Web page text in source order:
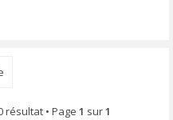
résultat • Page 1 sur1